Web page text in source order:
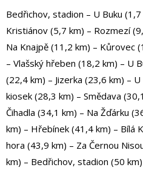
Bedřichov, stadion – U Buku
Kristiánov (5,7 km) – Rozmezí
Na Knajpě (11,2 km) – Kůrovec
– Vlašský hřeben (18,2 km) – U
(22,4 km) – Jizerka (23,6 km) –
kiosek (28,3 km) – Smědava
Čihadla (34,1 km) – Na Žďárku
km) – Hřebínek (41,4 km) – Bílá
hora (43,9 km) – Za Černou
km) – Bedřichov, stadion (50 km)